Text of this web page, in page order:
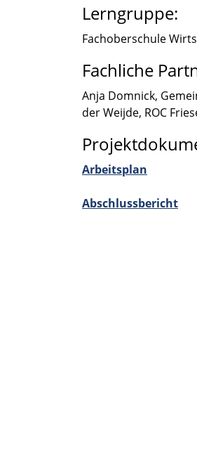
Lerngruppe:
Fachober­schule
Fachliche
Anja Domnick,
der Weijde, ROC
Arbeits­plan
Abschluss­be­richt